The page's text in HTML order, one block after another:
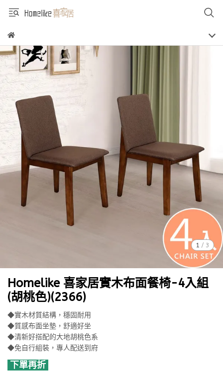
1 / 3
Homelike 喜家居實木布面餐椅-4入組
(胡桃色)(2366)
◆實木材質結構，穩固耐用
◆質感布面坐墊，舒適好坐
◆清新好搭配的大地胡桃色系
◆免自行組裝，專人配送到府
下單再折